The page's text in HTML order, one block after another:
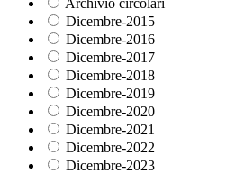
Dicembre-2015
Dicembre-2016
Dicembre-2017
Dicembre-2018
Dicembre-2019
Dicembre-2020
Dicembre-2021
Dicembre-2022
Dicembre-2023